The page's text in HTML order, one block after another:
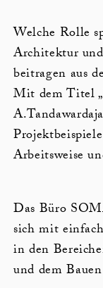
Welche Rolle
Architektur
beitragen aus
Mit dem Titel
Arbeitsweise
Das Büro
sich mit
in den
und dem